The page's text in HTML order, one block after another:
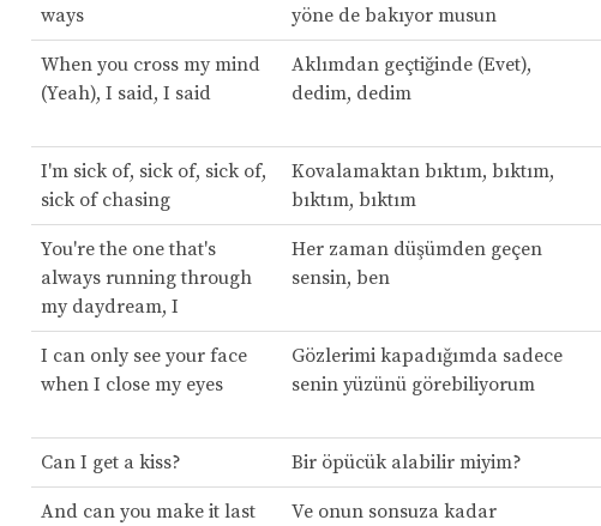
ways
yöne de bakıyor musun
When you cross my mind
(Yeah), I said, I said
Aklımdan geçtiğinde (Evet),
dedim, dedim
I'm sick of, sick of, sick of,
sick of chasing
Kovalamaktan bıktım, bıktım,
bıktım, bıktım
You're the one that's
always running through
my daydream, I
Her zaman düşümden geçen
sensin, ben
I can only see your face
when I close my eyes
Gözlerimi kapadığımda sadece
senin yüzünü görebiliyorum
Can I get a kiss? Bir öpücük alabilir miyim?
And can you make it last
Ve onun sonsuza kadar